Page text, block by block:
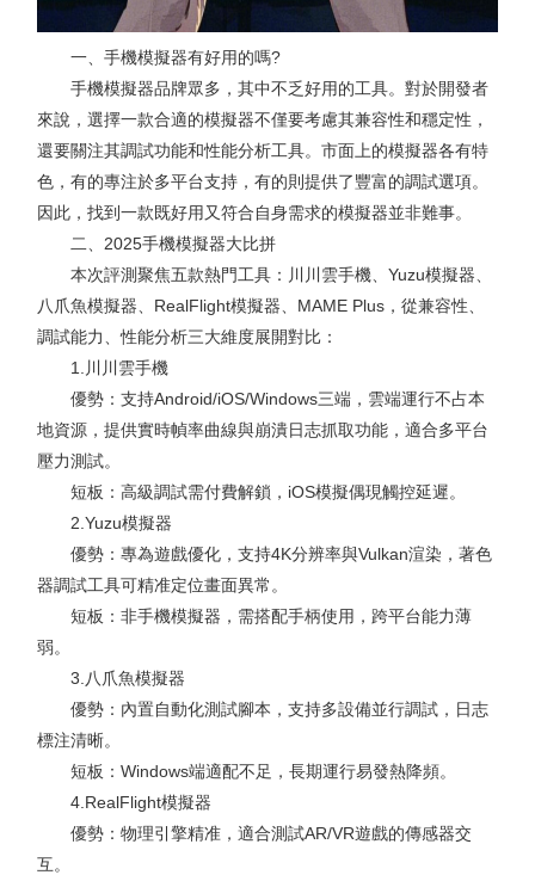
一、手機模擬器有好用的嗎?
手機模擬器品牌眾多，其中不乏好用的工具。對於開發者
來說，選擇一款合適的模擬器不僅要考慮其兼容性和穩定性，
還要關注其調試功能和性能分析工具。市面上的模擬器各有特
色，有的專注於多平台支持，有的則提供了豐富的調試選項。
因此，找到一款既好用又符合自身需求的模擬器並非難事。
二、2025手機模擬器大比拼
本次評測聚焦五款熱門工具：川川雲手機、Yuzu模擬器、
八爪魚模擬器、RealFlight模擬器、MAME Plus，從兼容性、
調試能力、性能分析三大維度展開對比：
1.川川雲手機
優勢：支持Android/iOS/Windows三端，雲端運行不占本
地資源，提供實時幀率曲線與崩潰日志抓取功能，適合多平台
壓力測試。
短板：高級調試需付費解鎖，iOS模擬偶現觸控延遲。
2.Yuzu模擬器
優勢：專為遊戲優化，支持4K分辨率與Vulkan渲染，著色
器調試工具可精准定位畫面異常。
短板：非手機模擬器，需搭配手柄使用，跨平台能力薄
弱。
3.八爪魚模擬器
優勢：內置自動化測試腳本，支持多設備並行調試，日志
標注清晰。
短板：Windows端適配不足，長期運行易發熱降頻。
4.RealFlight模擬器
優勢：物理引擎精准，適合測試AR/VR遊戲的傳感器交
互。